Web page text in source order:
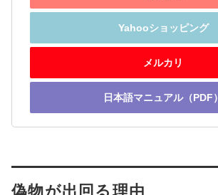
Yahooショッピング
メルカリ
日本語マニュアル（PDF）
偽物が出回る理由